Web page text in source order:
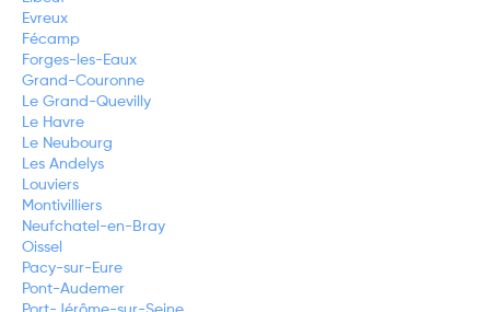
Evreux
Fécamp
Forges-les-Eaux
Grand-Couronne
Le Grand-Quevilly
Le Havre
Le Neubourg
Les Andelys
Louviers
Montivilliers
Neufchatel-en-Bray
Oissel
Pacy-sur-Eure
Pont-Audemer